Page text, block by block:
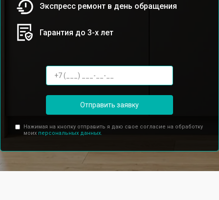
Экспресс ремонт в день обращения
Гарантия до 3-х лет
Отправить заявку
Нажимая на кнопку отправить я даю свое согласие на обработку
моих персональных данных.